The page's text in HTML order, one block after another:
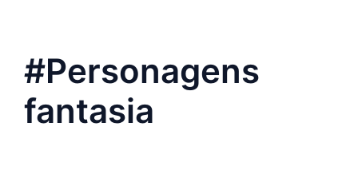
#Personagens
fantasia